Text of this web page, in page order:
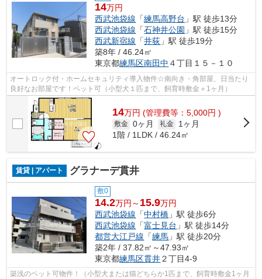
14万円
西武池袋線 「練馬高野台 」駅 徒歩13分
西武池袋線 「石神井公園 」駅 徒歩15分
西武新宿線 「井荻 」駅 徒歩19分
築8年 / 46.24㎡
東京都練馬区南田中 ４丁目１５－１０
オートロック付・ホームセキュリティ導入物件☆南向き・角部屋、日当たり
良好なお部屋です！ペット可（小型犬１匹まで、飼育時敷金＋1ヶ月）
14万円 (管理費等：5,000円 )
敷金 0ヶ月 礼金
1ヶ月
1階 / 1LDK / 46.24㎡
賃貸 | アパート グラナーデ貫井
敷0
14.2万円～ 15.9万円
西武池袋線 「中村橋 」駅 徒歩6分
西武池袋線 「富士見台 」駅 徒歩14分
都営大江戸線 「練馬 」駅 徒歩20分
築2年 / 37.82㎡～47.93㎡
東京都練馬区貫井２丁目4-9
築浅のペット可物件！（小型犬または猫どちらか1匹まで、飼育時敷金1ヶ月